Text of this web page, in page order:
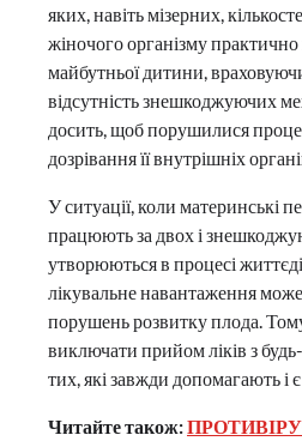
яких, навіть мізерних,
жіночого організму практично
майбутньої дитини,
відсутність знешкоджуючих
досить, щоб порушилися
дозрівання її внутрішніх
У ситуації, коли материнські
працюють за двох і
утворюються в процесі
лікувальне навантаження
порушень розвитку плода.
виключати прийом ліків з
тих, які завжди допомагають і
Читайте також: